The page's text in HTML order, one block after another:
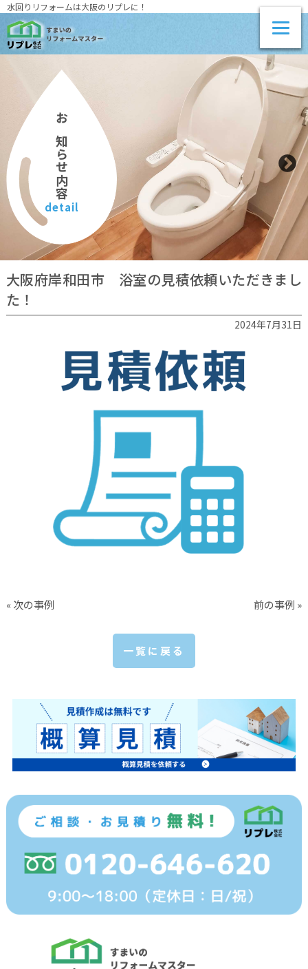
水回りリフォームは大阪のリプレに！
お知らせ内容
detail
大阪府岸和田市 浴室の見積依頼いただきまし
た！
2024年7月31日
« 次の事例 前の事例 »
一覧に戻る